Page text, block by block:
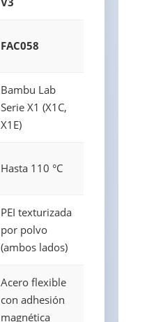
FAC058
Bambu Lab
Serie X1 (X1C,
X1E)
Hasta 110 °C
PEI texturizada
por polvo
(ambos lados)
Acero flexible
con adhesión
magnética